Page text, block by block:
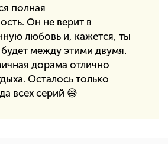
полная
Он не верит в
любовь и, кажется, ты
между этими двумя.
дорама отлично
Осталось только
всех серий 😅